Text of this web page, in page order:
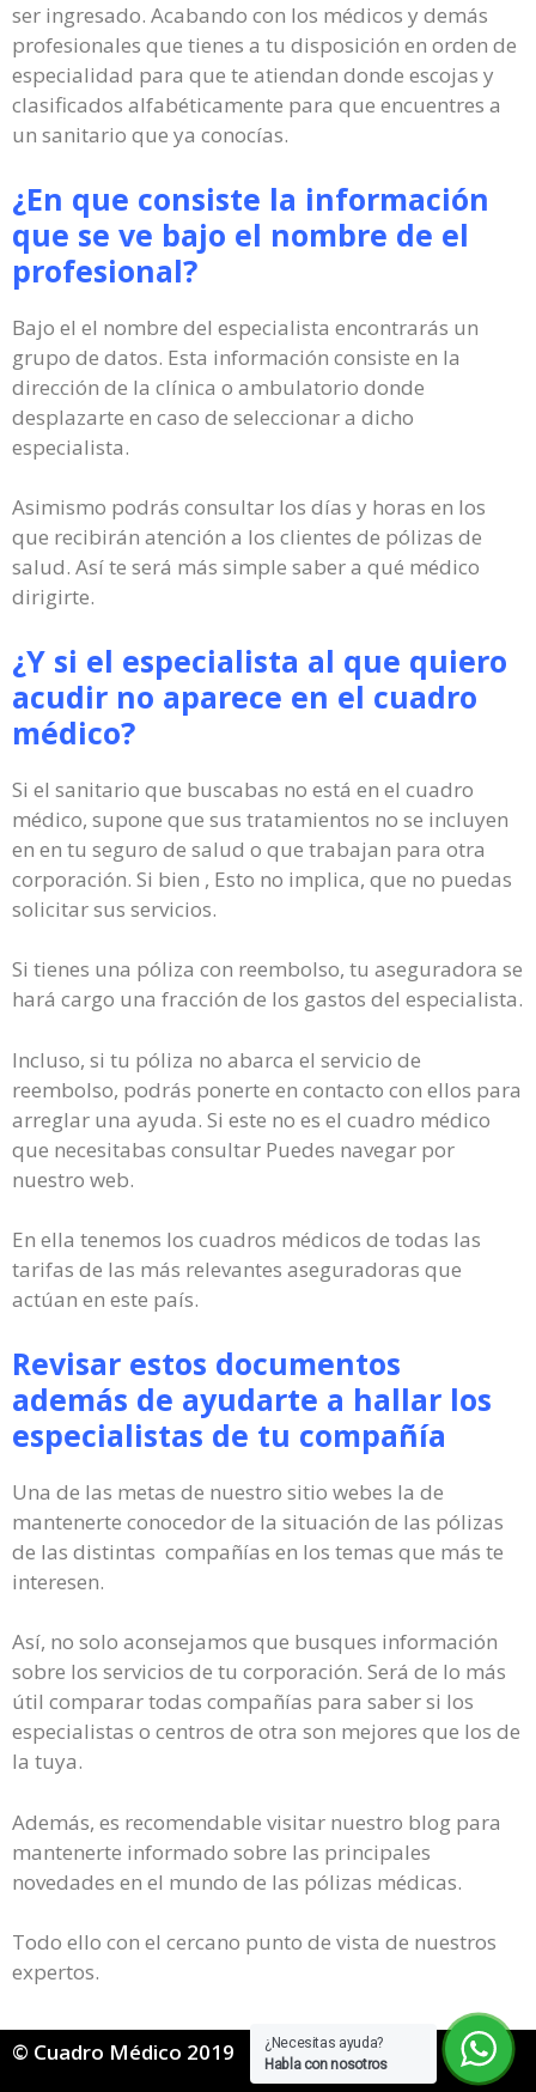
¿Necesitas ayuda?
Habla con nosotros
ser ingresado. Acabando con los médicos y demás
profesionales que tienes a tu disposición en orden de
especialidad para que te atiendan donde escojas y
clasificados alfabéticamente para que encuentres a
un sanitario que ya conocías.
¿En que consiste la información
que se ve bajo el nombre de el
profesional?
Bajo el el nombre del especialista encontrarás un
grupo de datos. Esta información consiste en la
dirección de la clínica o ambulatorio donde
desplazarte en caso de seleccionar a dicho
especialista.
Asimismo podrás consultar los días y horas en los
que recibirán atención a los clientes de pólizas de
salud. Así te será más simple saber a qué médico
dirigirte.
¿Y si el especialista al que quiero
acudir no aparece en el cuadro
médico?
Si el sanitario que buscabas no está en el cuadro
médico, supone que sus tratamientos no se incluyen
en en tu seguro de salud o que trabajan para otra
corporación. Si bien , Esto no implica, que no puedas
solicitar sus servicios.
Si tienes una póliza con reembolso, tu aseguradora se
hará cargo una fracción de los gastos del especialista.
Incluso, si tu póliza no abarca el servicio de
reembolso, podrás ponerte en contacto con ellos para
arreglar una ayuda. Si este no es el cuadro médico
que necesitabas consultar Puedes navegar por
nuestro web.
En ella tenemos los cuadros médicos de todas las
tarifas de las más relevantes aseguradoras que
actúan en este país.
Revisar estos documentos
además de ayudarte a hallar los
especialistas de tu compañía
Una de las metas de nuestro sitio webes la de
mantenerte conocedor de la situación de las pólizas
de las distintas compañías en los temas que más te
interesen.
Así, no solo aconsejamos que busques información
sobre los servicios de tu corporación. Será de lo más
útil comparar todas compañías para saber si los
especialistas o centros de otra son mejores que los de
la tuya.
Además, es recomendable visitar nuestro blog para
mantenerte informado sobre las principales
novedades en el mundo de las pólizas médicas.
Todo ello con el cercano punto de vista de nuestros
expertos.
© Cuadro Médico 2019